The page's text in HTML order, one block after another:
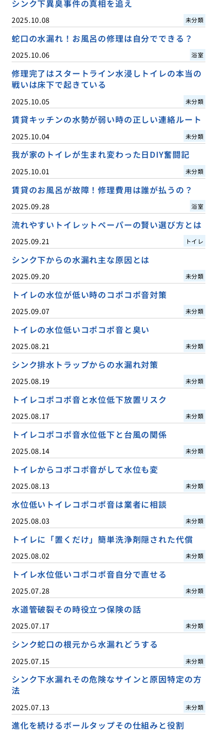
シンク下異臭事件の真相を追え
2025.10.08 未分類
蛇口の水漏れ！お風呂の修理は自分でできる？
2025.10.06 浴室
修理完了はスタートライン水浸しトイレの本当の
戦いは床下で起きている
2025.10.05 未分類
賃貸キッチンの水勢が弱い時の正しい連絡ルート
2025.10.04 未分類
我が家のトイレが生まれ変わった日DIY奮闘記
2025.10.01 未分類
賃貸のお風呂が故障！修理費用は誰が払うの？
2025.09.28 浴室
流れやすいトイレットペーパーの賢い選び方とは
2025.09.21 トイレ
シンク下からの水漏れ主な原因とは
2025.09.20 未分類
トイレの水位が低い時のコポコポ音対策
2025.09.07 未分類
トイレの水位低いコポコポ音と臭い
2025.08.21 未分類
シンク排水トラップからの水漏れ対策
2025.08.19 未分類
トイレコポコポ音と水位低下放置リスク
2025.08.17 未分類
トイレコポコポ音水位低下と台風の関係
2025.08.14 未分類
トイレからコポコポ音がして水位も変
2025.08.13 未分類
水位低いトイレコポコポ音は業者に相談
2025.08.03 未分類
トイレに「置くだけ」簡単洗浄剤隠された代償
2025.08.02 未分類
トイレ水位低いコポコポ音自分で直せる
2025.07.28 未分類
水道管破裂その時役立つ保険の話
2025.07.17 未分類
シンク蛇口の根元から水漏れどうする
2025.07.15 未分類
シンク下水漏れその危険なサインと原因特定の方
法
2025.07.13 未分類
進化を続けるボールタップその仕組みと役割